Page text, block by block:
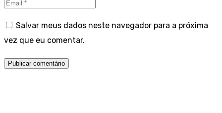
Salvar meus dados neste navegador para a próxima
vez que eu comentar.